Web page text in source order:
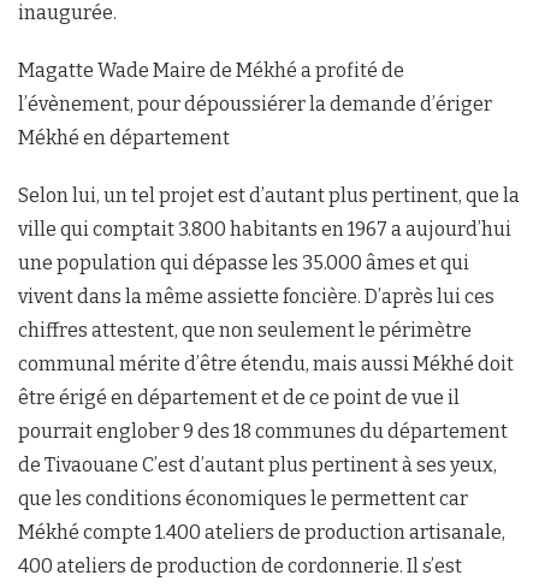
inaugurée.
Magatte Wade Maire de Mékhé a profité de
l’évènement, pour dépoussiérer la demande d’ériger
Mékhé en département
Selon lui, un tel projet est d’autant plus pertinent, que la
ville qui comptait 3.800 habitants en 1967 a aujourd’hui
une population qui dépasse les 35.000 âmes et qui
vivent dans la même assiette foncière. D’après lui ces
chiffres attestent, que non seulement le périmètre
communal mérite d’être étendu, mais aussi Mékhé doit
être érigé en département et de ce point de vue il
pourrait englober 9 des 18 communes du département
de Tivaouane C’est d’autant plus pertinent à ses yeux,
que les conditions économiques le permettent car
Mékhé compte 1.400 ateliers de production artisanale,
400 ateliers de production de cordonnerie. Il s’est